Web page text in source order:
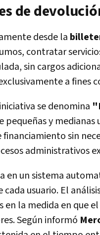
de
desde la
contratar
sin cargos
a fines
se denomina
y medianas
sin
administrativos
en un sistema
usuario. El
en la medida en que
Según informó